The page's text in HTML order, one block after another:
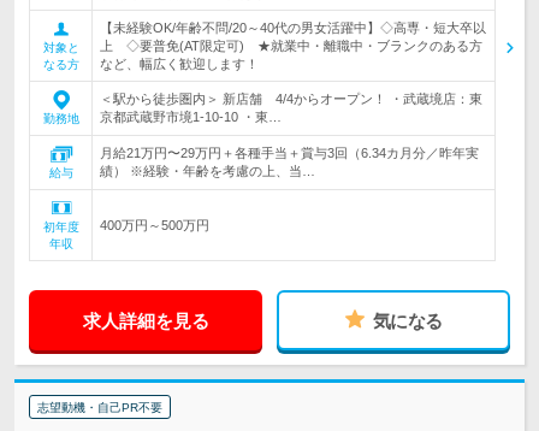
対象と
なる方
【未経験OK/年齢不問/20～40代の男女活躍中】◇高専・短大卒以
上 ◇要普免(AT限定可) ★就業中・離職中・ブランクのある方
など、幅広く歓迎します！
勤務地
＜駅から徒歩圏内＞ 新店舗 4/4からオープン！ ・武蔵境店：東
京都武蔵野市境1-10-10 ・東…
給与
月給21万円〜29万円＋各種手当＋賞与3回（6.34カ月分／昨年実
績） ※経験・年齢を考慮の上、当…
初年度
年収
400万円～500万円
求人詳細を見る 気になる
志望動機・自己PR不要